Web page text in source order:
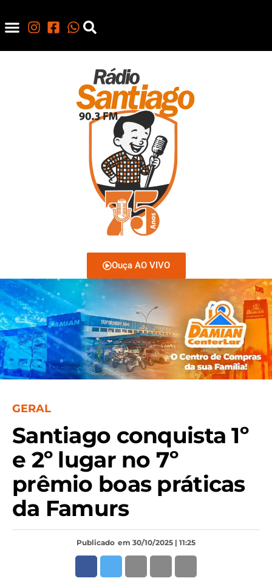
Ouça AO VIVO
GERAL
Santiago conquista 1º
e 2º lugar no 7º
prêmio boas práticas
da Famurs
Publicado em 30/10/2025 | 11:25